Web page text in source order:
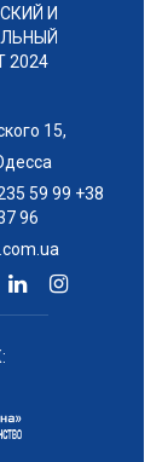
И
2024
15,
59 99 +38
96